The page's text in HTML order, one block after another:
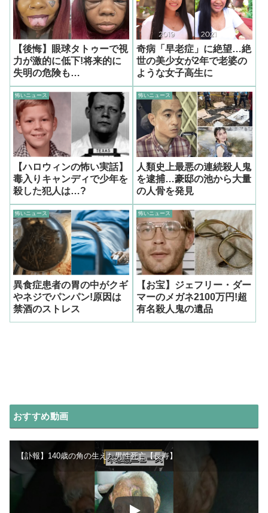
【後悔】眼球タトゥーで視
力が激的に低下!将来的に
失明の危険も…
奇病「早老症」に絶望…絶
世の美少女が2年で老婆の
ような女子高生に
怖いニュース
【ハロウィンの怖い実話】
毒入りキャンディで少年を
殺した犯人は…?
怖いニュース
人類史上最悪の連続殺人鬼
を逮捕…豪邸の池から大量
の人骨を発見
怖いニュース
異食症患者の胃の中がクギ
やネジでパンパン!原因は
禁酒のストレス
怖いニュース
【お宝】ジェフリー・ダー
マーのメガネ2100万円!超
有名殺人鬼の遺品
おすすめ動画
【訃報】140歳の角の生えた男性死亡【長寿】